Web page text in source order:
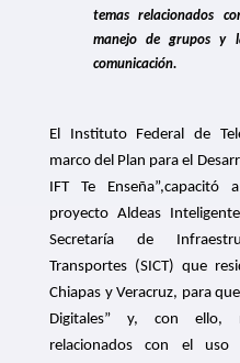
temas relacionados
manejo de grupos y
comunicación.
El Instituto Federal de
marco del Plan para el
IFT Te Enseña”,capacitó
proyecto Aldeas
Secretaría de
Transportes (SICT) que
Chiapas y Veracruz, para
Digitales” y, con ello,
relacionados con el